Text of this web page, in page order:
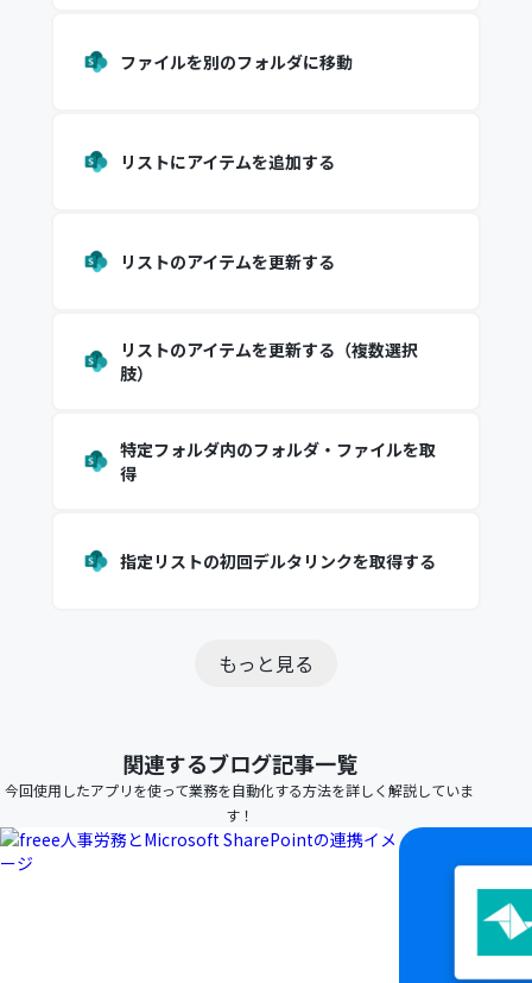
ファイルを別のフォルダに移動
リストにアイテムを追加する
リストのアイテムを更新する
リストのアイテムを更新する（複数選択
肢）
特定フォルダ内のフォルダ・ファイルを取
得
指定リストの初回デルタリンクを取得する
もっと見る
関連するブログ記事一覧
今回使用したアプリを使って業務を自動化する方法を詳しく解説していま
す！